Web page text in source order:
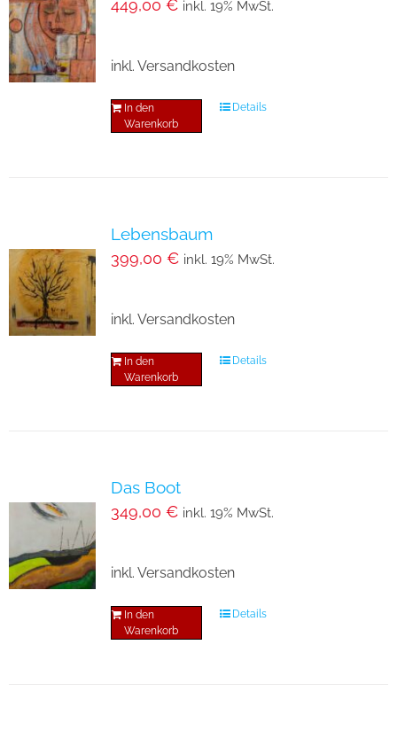
449,00 € inkl. 19% MwSt.
inkl. Versandkosten
In den
Warenkorb
Details
Lebensbaum
399,00 € inkl. 19% MwSt.
inkl. Versandkosten
In den
Warenkorb
Details
Das Boot
349,00 € inkl. 19% MwSt.
inkl. Versandkosten
In den
Warenkorb
Details